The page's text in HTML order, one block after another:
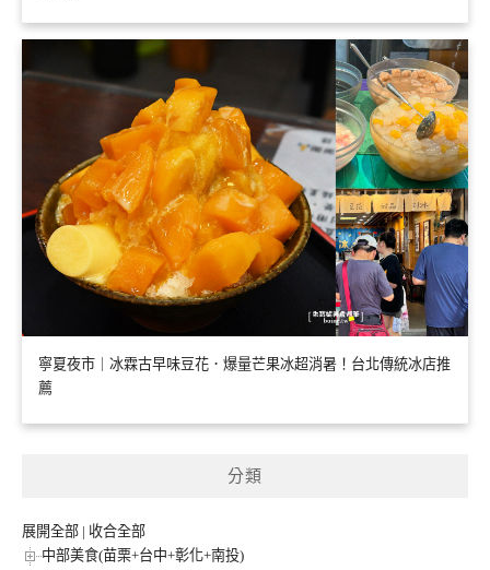
寧夏夜市｜冰霖古早味豆花．爆量芒果冰超消暑！台北傳統冰店推
薦
分類
展開全部 | 收合全部
中部美食(苗栗+台中+彰化+南投)